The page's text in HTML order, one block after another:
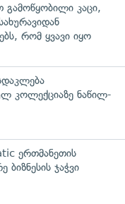
გამოწყობილი კაცი,
რომ ყვავი იყო
კოლექციაზე ნაწილ-
ერთმანეთის
ბიზნესის ჯაჭვი